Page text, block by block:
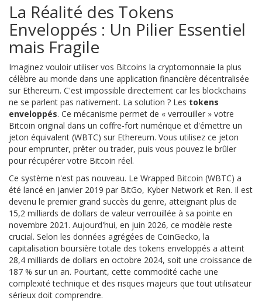
La Réalité des Tokens
Enveloppés : Un Pilier Essentiel
mais Fragile
Imaginez vouloir utiliser vos Bitcoins la cryptomonnaie la plus
célèbre au monde dans une application financière décentralisée
sur Ethereum. C'est impossible directement car les blockchains
ne se parlent pas nativement. La solution ? Les tokens
enveloppés. Ce mécanisme permet de « verrouiller » votre
Bitcoin original dans un coffre-fort numérique et d'émettre un
jeton équivalent (WBTC) sur Ethereum. Vous utilisez ce jeton
pour emprunter, prêter ou trader, puis vous pouvez le brûler
pour récupérer votre Bitcoin réel.
Ce système n'est pas nouveau. Le Wrapped Bitcoin (WBTC) a
été lancé en janvier 2019 par BitGo, Kyber Network et Ren. Il est
devenu le premier grand succès du genre, atteignant plus de
15,2 milliards de dollars de valeur verrouillée à sa pointe en
novembre 2021. Aujourd'hui, en juin 2026, ce modèle reste
crucial. Selon les données agrégées de CoinGecko, la
capitalisation boursière totale des tokens enveloppés a atteint
28,4 milliards de dollars en octobre 2024, soit une croissance de
187 % sur un an. Pourtant, cette commodité cache une
complexité technique et des risques majeurs que tout utilisateur
sérieux doit comprendre.